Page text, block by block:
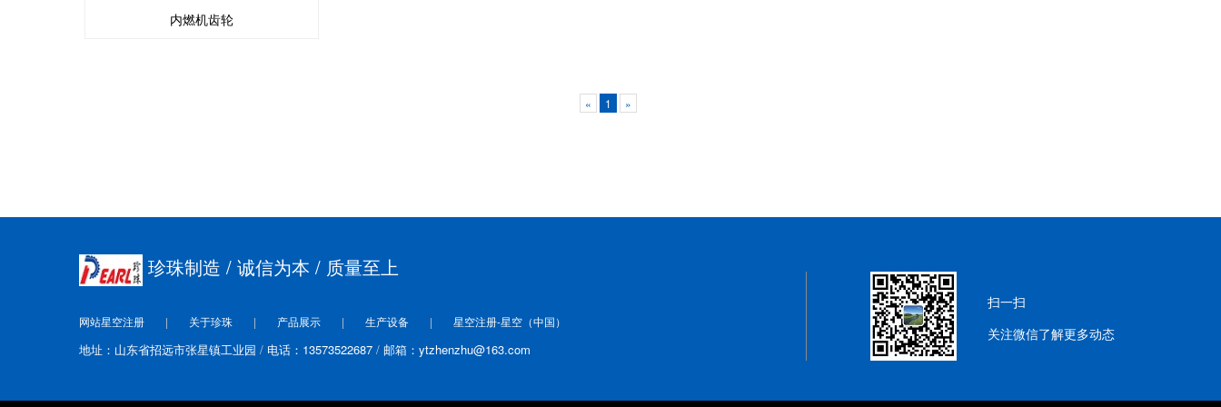
内燃机齿轮
« 1 »
珍珠制造 / 诚信为本 / 质量至上
网站星空注册 关于珍珠 产品展示 生产设备 星空注册-星空（中国）
地址：山东省招远市张星镇工业园 电话：13573522687 邮箱：ytzhenzhu@163.com
扫一扫
​​关注微信了解更多动态